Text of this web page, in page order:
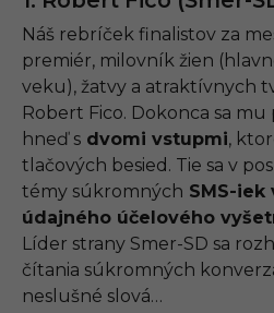
Náš rebríček finalistov za
premiér, milovník žien
veku), žatvy a atraktívnych
Robert Fico. Dokonca sa
hneď s dvomi vstupmi,
tlačových besied. Tie sa v
témy súkromných SMS-
údajného účelového
Líder strany Smer-SD sa
čítania súkromných
neslušné slová…